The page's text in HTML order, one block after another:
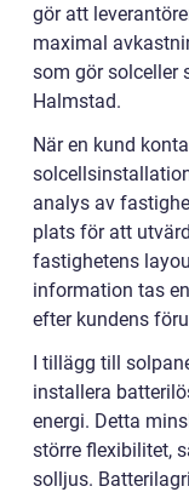
gör att
maximal
som gör solceller
Halmstad.
När en kund
analys av
plats för att
fastighetens
information tas
efter kundens
I tillägg till
installera
energi. Detta
större flexibilitet,
solljus.